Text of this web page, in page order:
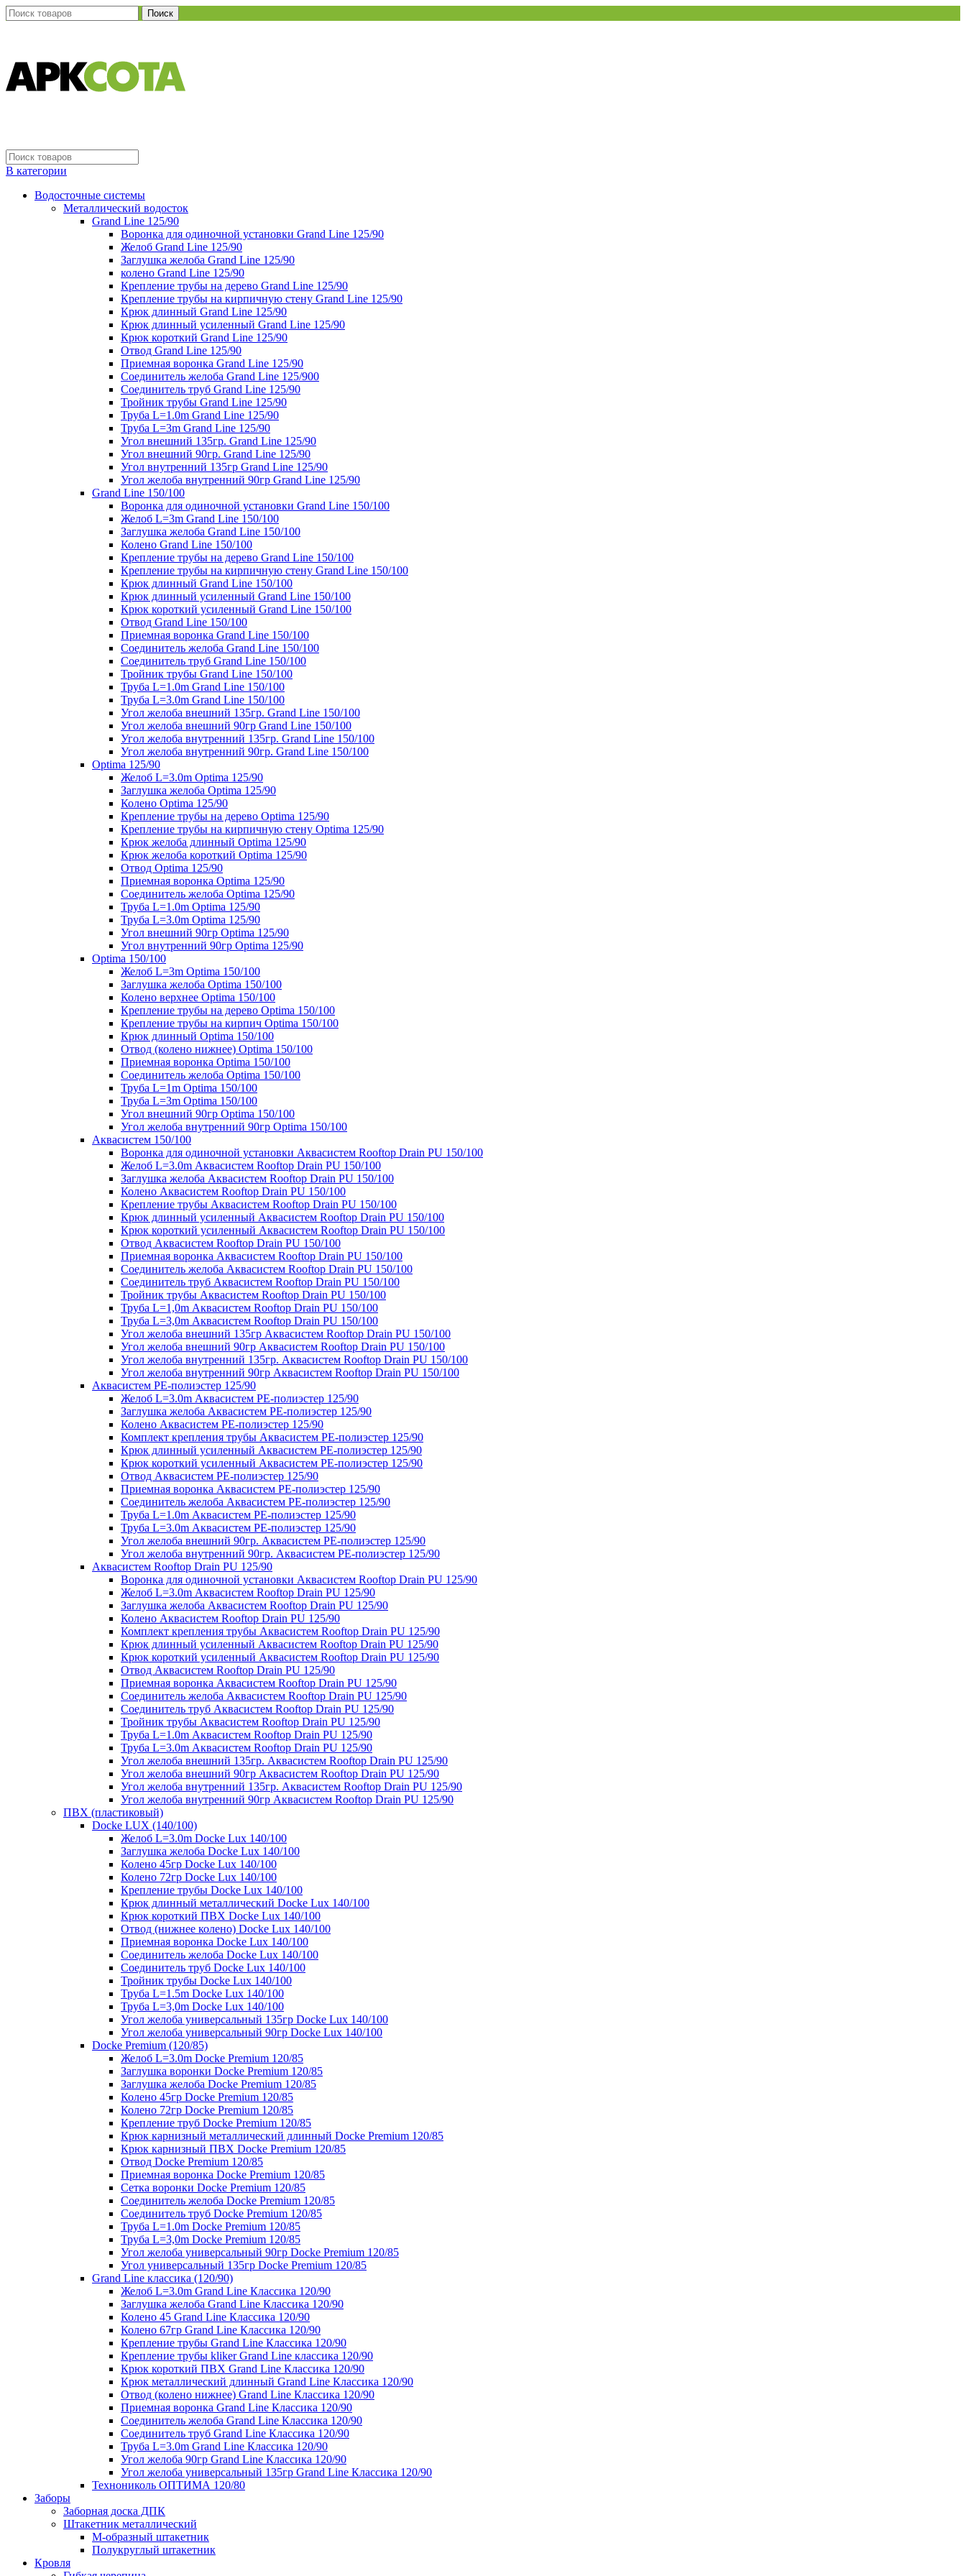
Поиск
В категории
Водосточные системы
Металлический водосток
Grand Line 125/90
Воронка для одиночной установки Grand Line 125/90
Желоб Grand Line 125/90
Заглушка желоба Grand Line 125/90
колено Grand Line 125/90
Крепление трубы на дерево Grand Line 125/90
Крепление трубы на кирпичную стену Grand Line 125/90
Крюк длинный Grand Line 125/90
Крюк длинный усиленный Grand Line 125/90
Крюк короткий Grand Line 125/90
Отвод Grand Line 125/90
Приемная воронка Grand Line 125/90
Соединитель желоба Grand Line 125/900
Соединитель труб Grand Line 125/90
Тройник трубы Grand Line 125/90
Труба L=1.0m Grand Line 125/90
Труба L=3m Grand Line 125/90
Угол внешний 135гр. Grand Line 125/90
Угол внешний 90гр. Grand Line 125/90
Угол внутренний 135гр Grand Line 125/90
Угол желоба внутренний 90гр Grand Line 125/90
Grand Line 150/100
Воронка для одиночной установки Grand Line 150/100
Желоб L=3m Grand Line 150/100
Заглушка желоба Grand Line 150/100
Колено Grand Line 150/100
Крепление трубы на дерево Grand Line 150/100
Крепление трубы на кирпичную стену Grand Line 150/100
Крюк длинный Grand Line 150/100
Крюк длинный усиленный Grand Line 150/100
Крюк короткий усиленный Grand Line 150/100
Отвод Grand Line 150/100
Приемная воронка Grand Line 150/100
Соединитель желоба Grand Line 150/100
Соединитель труб Grand Line 150/100
Тройник трубы Grand Line 150/100
Труба L=1.0m Grand Line 150/100
Труба L=3.0m Grand Line 150/100
Угол желоба внешний 135гр. Grand Line 150/100
Угол желоба внешний 90гр Grand Line 150/100
Угол желоба внутренний 135гр. Grand Line 150/100
Угол желоба внутренний 90гр. Grand Line 150/100
Optima 125/90
Желоб L=3.0m Optima 125/90
Заглушка желоба Optima 125/90
Колено Optima 125/90
Крепление трубы на дерево Optima 125/90
Крепление трубы на кирпичную стену Optima 125/90
Крюк желоба длинный Optima 125/90
Крюк желоба короткий Optima 125/90
Отвод Optima 125/90
Приемная воронка Optima 125/90
Соединитель желоба Optima 125/90
Труба L=1.0m Optima 125/90
Труба L=3.0m Optima 125/90
Угол внешний 90гр Optima 125/90
Угол внутренний 90гр Optima 125/90
Optima 150/100
Желоб L=3m Optima 150/100
Заглушка желоба Optima 150/100
Колено верхнее Optima 150/100
Крепление трубы на дерево Optima 150/100
Крепление трубы на кирпич Optima 150/100
Крюк длинный Optima 150/100
Отвод (колено нижнее) Optima 150/100
Приемная воронка Optima 150/100
Соединитель желоба Optima 150/100
Труба L=1m Optima 150/100
Труба L=3m Optima 150/100
Угол внешний 90гр Optima 150/100
Угол желоба внутренний 90гр Optima 150/100
Аквасистем 150/100
Воронка для одиночной установки Аквасистем Rooftop Drain PU 150/100
Желоб L=3.0m Аквасистем Rooftop Drain PU 150/100
Заглушка желоба Аквасистем Rooftop Drain PU 150/100
Колено Аквасистем Rooftop Drain PU 150/100
Крепление трубы Аквасистем Rooftop Drain PU 150/100
Крюк длинный усиленный Аквасистем Rooftop Drain PU 150/100
Крюк короткий усиленный Аквасистем Rooftop Drain PU 150/100
Отвод Аквасистем Rooftop Drain PU 150/100
Приемная воронка Аквасистем Rooftop Drain PU 150/100
Соединитель желоба Аквасистем Rooftop Drain PU 150/100
Соединитель труб Аквасистем Rooftop Drain PU 150/100
Тройник трубы Аквасистем Rooftop Drain PU 150/100
Труба L=1,0m Аквасистем Rooftop Drain PU 150/100
Труба L=3,0m Аквасистем Rooftop Drain PU 150/100
Угол желоба внешний 135гр Аквасистем Rooftop Drain PU 150/100
Угол желоба внешний 90гр Аквасистем Rooftop Drain PU 150/100
Угол желоба внутренний 135гр. Аквасистем Rooftop Drain PU 150/100
Угол желоба внутренний 90гр Аквасистем Rooftop Drain PU 150/100
Аквасистем PE-полиэстер 125/90
Желоб L=3.0m Аквасистем PE-полиэстер 125/90
Заглушка желоба Аквасистем PE-полиэстер 125/90
Колено Аквасистем PE-полиэстер 125/90
Комплект крепления трубы Аквасистем PE-полиэстер 125/90
Крюк длинный усиленный Аквасистем PE-полиэстер 125/90
Крюк короткий усиленный Аквасистем PE-полиэстер 125/90
Отвод Аквасистем РЕ-полиэстер 125/90
Приемная воронка Аквасистем PE-полиэстер 125/90
Соединитель желоба Аквасистем PE-полиэстер 125/90
Труба L=1.0m Аквасистем PE-полиэстер 125/90
Труба L=3.0m Аквасистем PE-полиэстер 125/90
Угол желоба внешний 90гр. Аквасистем PE-полиэстер 125/90
Угол желоба внутренний 90гр. Аквасистем PE-полиэстер 125/90
Аквасистем Rooftop Drain PU 125/90
Воронка для одиночной установки Аквасистем Rooftop Drain PU 125/90
Желоб L=3.0m Аквасистем Rooftop Drain PU 125/90
Заглушка желоба Аквасистем Rooftop Drain PU 125/90
Колено Аквасистем Rooftop Drain PU 125/90
Комплект крепления трубы Аквасистем Rooftop Drain PU 125/90
Крюк длинный усиленный Аквасистем Rooftop Drain PU 125/90
Крюк короткий усиленный Аквасистем Rooftop Drain PU 125/90
Отвод Аквасистем Rooftop Drain PU 125/90
Приемная воронка Аквасистем Rooftop Drain PU 125/90
Соединитель желоба Аквасистем Rooftop Drain PU 125/90
Соединитель труб Аквасистем Rooftop Drain PU 125/90
Тройник трубы Аквасистем Rooftop Drain PU 125/90
Труба L=1.0m Аквасистем Rooftop Drain PU 125/90
Труба L=3.0m Аквасистем Rooftop Drain PU 125/90
Угол желоба внешний 135гр. Аквасистем Rooftop Drain PU 125/90
Угол желоба внешний 90гр Аквасистем Rooftop Drain PU 125/90
Угол желоба внутренний 135гр. Аквасистем Rooftop Drain PU 125/90
Угол желоба внутренний 90гр Аквасистем Rooftop Drain PU 125/90
ПВХ (пластиковый)
Docke LUX (140/100)
Желоб L=3.0m Docke Lux 140/100
Заглушка желоба Docke Lux 140/100
Колено 45гр Docke Lux 140/100
Колено 72гр Docke Lux 140/100
Крепление трубы Docke Lux 140/100
Крюк длинный металлический Docke Lux 140/100
Крюк короткий ПВХ Docke Lux 140/100
Отвод (нижнее колено) Docke Lux 140/100
Приемная воронка Docke Lux 140/100
Соединитель желоба Docke Lux 140/100
Соединитель труб Docke Lux 140/100
Тройник трубы Docke Lux 140/100
Труба L=1.5m Docke Lux 140/100
Труба L=3,0m Docke Lux 140/100
Угол желоба универсальный 135гр Docke Lux 140/100
Угол желоба универсальный 90гр Docke Lux 140/100
Docke Premium (120/85)
Желоб L=3.0m Docke Premium 120/85
Заглушка воронки Docke Premium 120/85
Заглушка желоба Docke Premium 120/85
Колено 45гр Docke Premium 120/85
Колено 72гр Docke Premium 120/85
Крепление труб Docke Premium 120/85
Крюк карнизный металлический длинный Docke Premium 120/85
Крюк карнизный ПВХ Docke Premium 120/85
Отвод Docke Premium 120/85
Приемная воронка Docke Premium 120/85
Сетка воронки Docke Premium 120/85
Соединитель желоба Docke Premium 120/85
Соединитель труб Docke Premium 120/85
Труба L=1.0m Docke Premium 120/85
Труба L=3,0m Docke Premium 120/85
Угол желоба универсальный 90гр Docke Premium 120/85
Угол универсальный 135гр Docke Premium 120/85
Grand Line классика (120/90)
Желоб L=3.0m Grand Line Классика 120/90
Заглушка желоба Grand Line Классика 120/90
Колено 45 Grand Line Классика 120/90
Колено 67гр Grand Line Классика 120/90
Крепление трубы Grand Line Классика 120/90
Крепление трубы kliker Grand Line классика 120/90
Крюк короткий ПВХ Grand Line Классика 120/90
Крюк металлический длинный Grand Line Классика 120/90
Отвод (колено нижнее) Grand Line Классика 120/90
Приемная воронка Grand Line Классика 120/90
Соединитель желоба Grand Line Классика 120/90
Соединитель труб Grand Line Классика 120/90
Труба L=3.0m Grand Line Классика 120/90
Угол желоба 90гр Grand Line Классика 120/90
Угол желоба универсальный 135гр Grand Line Классика 120/90
Технониколь ОПТИМА 120/80
Заборы
Заборная доска ДПК
Штакетник металлический
М-образный штакетник
Полукруглый штакетник
Кровля